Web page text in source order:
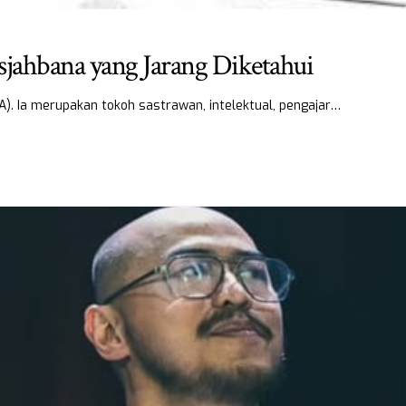
yang Jarang Diketahui
Ia merupakan tokoh sastrawan, intelektual, pengajar…